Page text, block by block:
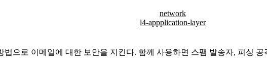
network
l4-appplication-layer
법으로 이메일에 대한 보안을 지킨다. 함께 사용하면 스팸 발송자, 피싱